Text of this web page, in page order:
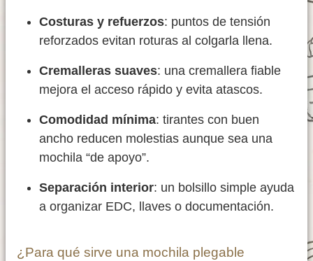
Costuras y refuerzos: puntos de tensión
reforzados evitan roturas al colgarla llena.
Cremalleras suaves: una cremallera fiable
mejora el acceso rápido y evita atascos.
Comodidad mínima: tirantes con buen
ancho reducen molestias aunque sea una
mochila “de apoyo”.
Separación interior: un bolsillo simple ayuda
a organizar EDC, llaves o documentación.
¿Para qué sirve una mochila plegable